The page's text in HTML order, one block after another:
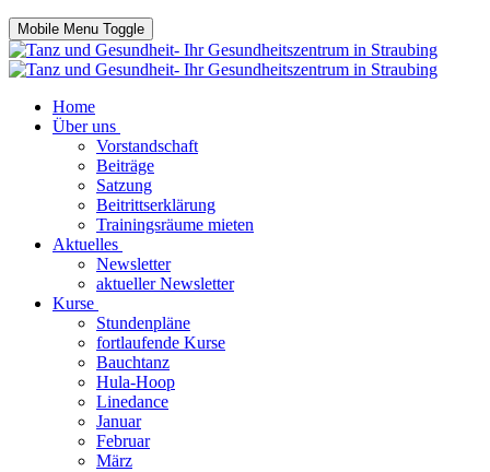
Mobile Menu Toggle
Home
Über uns
Vorstandschaft
Beiträge
Satzung
Beitrittserklärung
Trainingsräume mieten
Aktuelles
Newsletter
aktueller Newsletter
Kurse
Stundenpläne
fortlaufende Kurse
Bauchtanz
Hula-Hoop
Linedance
Januar
Februar
März